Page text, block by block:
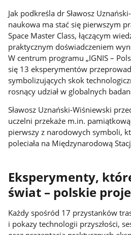
Jak podkreśla dr Sławosz
naukowa ma stać się pierwszym
Space Master Class, łączącym
praktycznym doświadczeniem
W centrum programu „IGNIS –
się 13 eksperymentów
symbolizujących skok
rosnący udział w globalnych
Sławosz Uznański-Wiśniewski
uczelni przekaże m.in.
pierwszy z narodowych symboli,
poleciała na Międzynarodową
Eksperymenty,
świat – polskie
Każdy spośród 17 przystanków
i pokazy technologii przyszłości,